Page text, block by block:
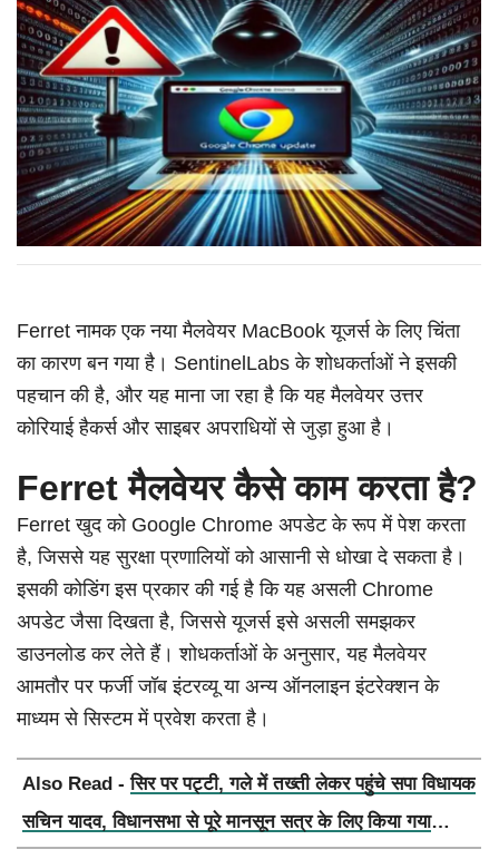
Ferret नामक एक नया मैलवेयर MacBook यूजर्स के लिए चिंता
का कारण बन गया है। SentinelLabs के शोधकर्ताओं ने इसकी
पहचान की है, और यह माना जा रहा है कि यह मैलवेयर उत्तर
कोरियाई हैकर्स और साइबर अपराधियों से जुड़ा हुआ है।
Ferret मैलवेयर कैसे काम करता है?
Ferret खुद को Google Chrome अपडेट के रूप में पेश करता
है, जिससे यह सुरक्षा प्रणालियों को आसानी से धोखा दे सकता है।
इसकी कोडिंग इस प्रकार की गई है कि यह असली Chrome
अपडेट जैसा दिखता है, जिससे यूजर्स इसे असली समझकर
डाउनलोड कर लेते हैं। शोधकर्ताओं के अनुसार, यह मैलवेयर
आमतौर पर फर्जी जॉब इंटरव्यू या अन्य ऑनलाइन इंटरेक्शन के
माध्यम से सिस्टम में प्रवेश करता है।
Also Read -सिर पर पट्टी, गले में तख्ती लेकर पहुंचे सपा विधायक
सचिन यादव, विधानसभा से पूरे मानसून सत्र के लिए किया गया